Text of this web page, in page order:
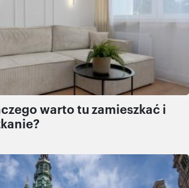
warto tu zamieszkać i